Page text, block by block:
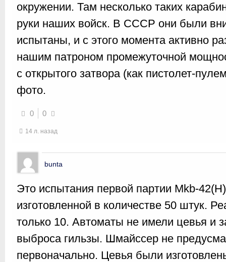
окружении. Там несколько таких
руки наших войск. В СССР они были
испытаны, и с этого момента активно
нашим патроном промежуточной
с открытого затвора (как пистолет-
фото.
0 0
14 л. назад
bunta
Это испытания первой партии Mkb-
изготовленной в количестве 50 штук.
только 10. Автоматы не имели цевья и
выброса гильзы. Шмайссер не
первоначально. Цевья были